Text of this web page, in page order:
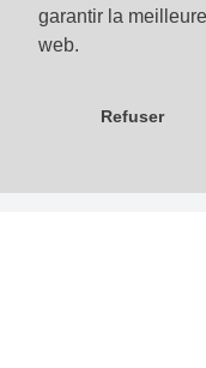
garantir la
web.
Refuser
Sébastien
Javier